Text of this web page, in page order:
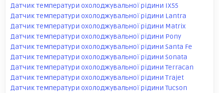
Датчик температури охолоджувальної рідини IX55
Датчик температури охолоджувальної рідини Lantra
Датчик температури охолоджувальної рідини Matrix
Датчик температури охолоджувальної рідини Pony
Датчик температури охолоджувальної рідини Santa Fe
Датчик температури охолоджувальної рідини Sonata
Датчик температури охолоджувальної рідини Terracan
Датчик температури охолоджувальної рідини Trajet
Датчик температури охолоджувальної рідини Tucson